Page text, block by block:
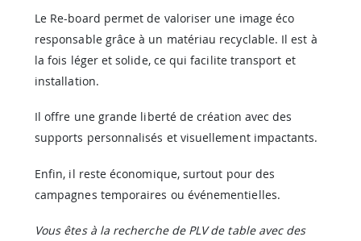
Le Re-board permet de valoriser une image éco
responsable grâce à un matériau recyclable. Il est à
la fois léger et solide, ce qui facilite transport et
installation.
Il offre une grande liberté de création avec des
supports personnalisés et visuellement impactants.
Enfin, il reste économique, surtout pour des
campagnes temporaires ou événementielles.
Vous êtes à la recherche de PLV de table avec des